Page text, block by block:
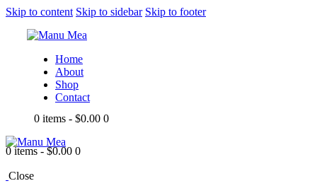
Skip to content Skip to sidebar Skip to footer
Home
About
Shop
Contact
0 items - $0.00 0
0 items-$0.00 0
Close